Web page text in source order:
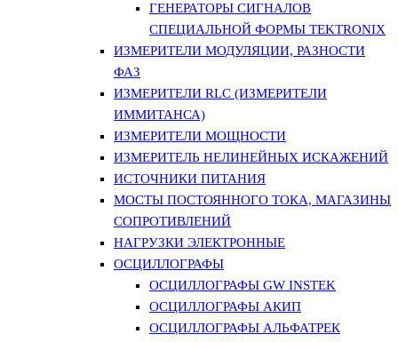
ГЕНЕРАТОРЫ СИГНАЛОВ
СПЕЦИАЛЬНОЙ ФОРМЫ TEKTRONIX
ИЗМЕРИТЕЛИ МОДУЛЯЦИИ, РАЗНОСТИ
ФАЗ
ИЗМЕРИТЕЛИ RLC (ИЗМЕРИТЕЛИ
ИММИТАНСА)
ИЗМЕРИТЕЛИ МОЩНОСТИ
ИЗМЕРИТЕЛЬ НЕЛИНЕЙНЫХ ИСКАЖЕНИЙ
ИСТОЧНИКИ ПИТАНИЯ
МОСТЫ ПОСТОЯННОГО ТОКА, МАГАЗИНЫ
СОПРОТИВЛЕНИЙ
НАГРУЗКИ ЭЛЕКТРОННЫЕ
ОСЦИЛЛОГРАФЫ
ОСЦИЛЛОГРАФЫ GW INSTEK
ОСЦИЛЛОГРАФЫ АКИП
ОСЦИЛЛОГРАФЫ АЛЬФАТРЕК